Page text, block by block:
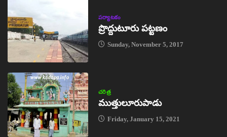
పర్యాటకం
ప్రొద్దుటూరు పట్టణం
Sunday, November 5, 2017
చరిత్ర
ముత్తులూరుపాడు
Friday, January 15, 2021